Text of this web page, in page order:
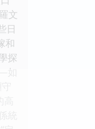
文
日
和
探